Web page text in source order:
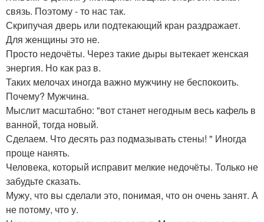
связь. Поэтому - то нас так.
Скрипучая дверь или подтекающий кран раздражает.
Для женщины это не.
Просто недочёты. Через такие дыры вытекает женская
энергия. Но как раз в.
Таких мелочах иногда важно мужчину не беспокоить.
Почему? Мужчина.
Мыслит масштабно: "вот станет негодным весь кафель в
ванной, тогда новый.
Сделаем. Что десять раз подмазывать стены! " Иногда
проще нанять.
Человека, который исправит мелкие недочёты. Только не
забудьте сказать.
Мужу, что вы сделали это, понимая, что он очень занят. А
не потому, что у.